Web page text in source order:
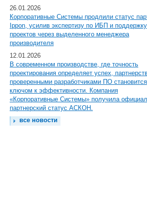
26.01.2026
Корпоративные Системы продлили статус
Ippon, усилив экспертизу по ИБП и поддержку
проектов через выделенного менеджера
производителя
12.01.2026
В современном производстве, где точность
проектирования определяет успех,
проверенными разработчиками ПО становится
ключом к эффективности. Компания
«Корпоративные Системы» получила
партнерский статус АСКОН.
все новости